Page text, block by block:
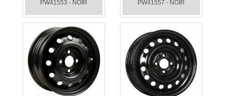
PW41553 - NOIR
PW41557 - NOIR